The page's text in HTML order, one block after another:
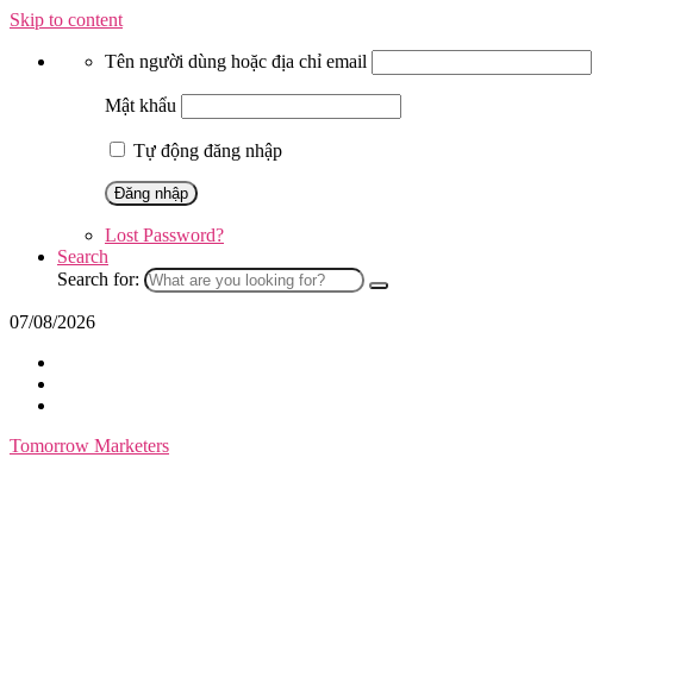
Skip to content
Tên người dùng hoặc địa chỉ email
Mật khẩu
Tự động đăng nhập
Lost Password?
Search
Search for:
07/08/2026
Tomorrow Marketers